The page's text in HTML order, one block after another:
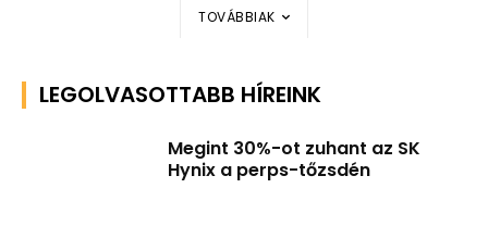
TOVÁBBIAK
LEGOLVASOTTABB HÍREINK
Megint 30%-ot zuhant az SK
Hynix a perps-tőzsdén